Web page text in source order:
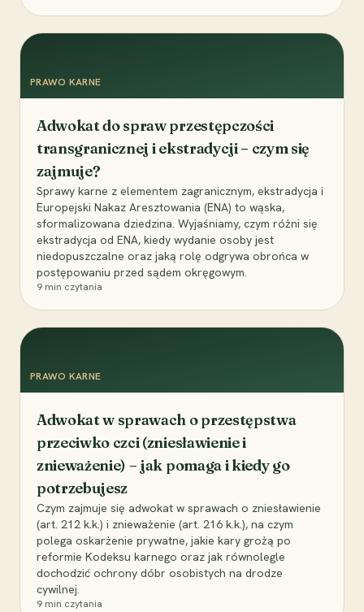
PRAWO KARNE
Adwokat do spraw przestępczości
transgranicznej i ekstradycji – czym się
zajmuje?
Sprawy karne z elementem zagranicznym, ekstradycja i
Europejski Nakaz Aresztowania (ENA) to wąska,
sformalizowana dziedzina. Wyjaśniamy, czym różni się
ekstradycja od ENA, kiedy wydanie osoby jest
niedopuszczalne oraz jaką rolę odgrywa obrońca w
postępowaniu przed sądem okręgowym.
9 min czytania
PRAWO KARNE
Adwokat w sprawach o przestępstwa
przeciwko czci (zniesławienie i
znieważenie) – jak pomaga i kiedy go
potrzebujesz
Czym zajmuje się adwokat w sprawach o zniesławienie
(art. 212 k.k.) i znieważenie (art. 216 k.k.), na czym
polega oskarżenie prywatne, jakie kary grożą po
reformie Kodeksu karnego oraz jak równolegle
dochodzić ochrony dóbr osobistych na drodze
cywilnej.
9 min czytania